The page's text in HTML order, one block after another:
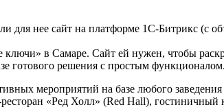
для нее сайт на платформе 1С-Битрикс (с
ключи» в Самаре. Сайт ей нужен, чтобы
готового решения с простым функционалом.
мероприятий на базе любого
«Ред Холл» (Red Hall),